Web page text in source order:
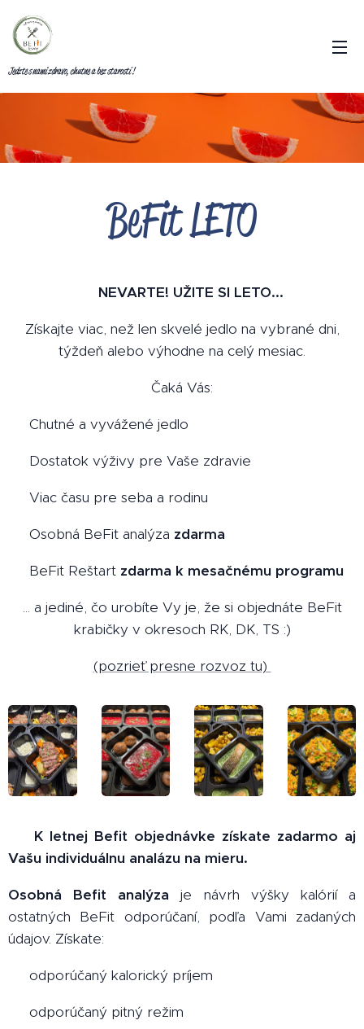
Jedzte s nami zdravo, chutne a bez starostí !
BeFit LETO
☀️NEVARTE! UŽITE SI LETO...
Získajte viac, než len skvelé jedlo na vybrané dni,
týždeň alebo výhodne na celý mesiac.
Čaká Vás:
🍽️ Chutné a vyvážené jedlo
🥑 Dostatok výživy pre Vaše zdravie
⏰ Viac času pre seba a rodinu
📊 Osobná BeFit analýza zdarma
🎁 BeFit Reštart zdarma k mesačnému programu
... a jediné, čo urobíte Vy je, že si objednáte BeFit
krabičky v okresoch RK, DK, TS :)
(pozrieť presne rozvoz tu)
🎁 K letnej Befit objednávke získate zadarmo aj
Vašu individuálnu analázu na mieru.
Osobná Befit analýza je návrh výšky kalórií a
ostatných BeFit odporúčaní, podľa Vami zadaných
údajov. Získate:
✔️ odporúčaný kalorický príjem
✔️ odporúčaný pitný režim